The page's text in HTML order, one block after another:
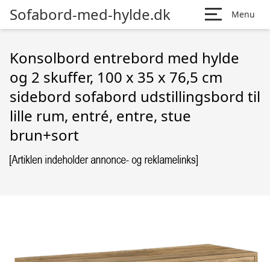
Sofabord-med-hylde.dk Menu
Konsolbord entrebord med hylde
og 2 skuffer, 100 x 35 x 76,5 cm
sidebord sofabord udstillingsbord til
lille rum, entré, entre, stue
brun+sort